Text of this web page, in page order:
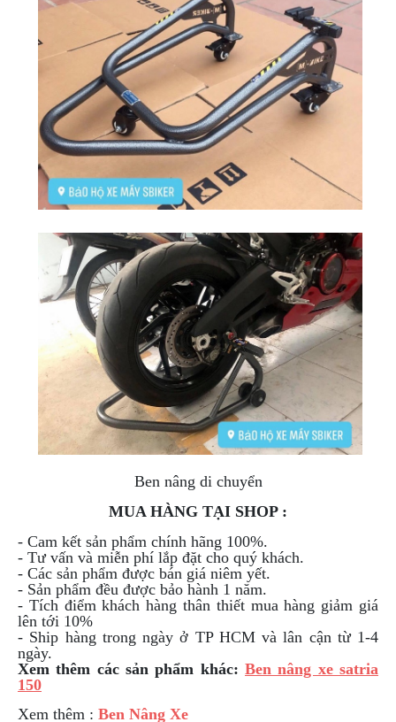
DẪN
HÀNG
Ben nâng di chuyển
MUA HÀNG TẠI SHOP :
- Cam kết sản phẩm chính hãng 100%.
- Tư vấn và miễn phí lắp đặt cho quý khách.
- Các sản phẩm được bán giá niêm yết.
- Sản phẩm đều được bảo hành 1 năm.
- Tích điểm khách hàng thân thiết mua hàng giảm giá
lên tới 10%
- Ship hàng trong ngày ở TP HCM và lân cận từ 1-4
ngày.
Xem thêm các sản phẩm khác: Ben nâng xe satria
150
Xem thêm : Ben Nâng Xe